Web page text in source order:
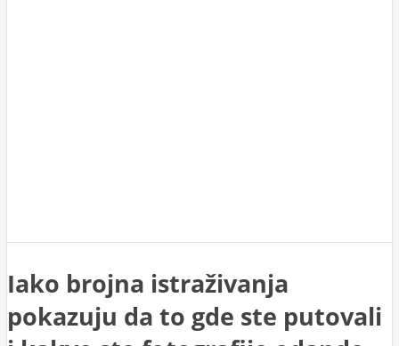
Iako brojna istraživanja
pokazuju da to gde ste putovali